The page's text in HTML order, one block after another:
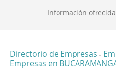
Información
Directorio de Empresas -
Empresas en